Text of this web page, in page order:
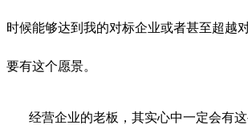
时候能够达到我的对标企业或者甚至超越
要有这个愿景。
经营企业的老板，其实心中一定会有